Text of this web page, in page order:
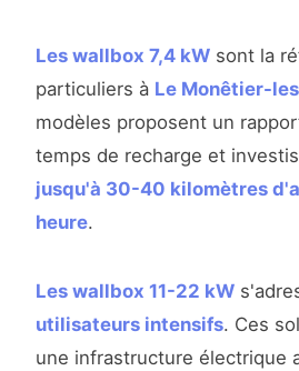
Les wallbox 7,4 kW sont la
particuliers à Le Monêtier-
modèles proposent un
temps de recharge et
jusqu'à 30-40 kilomètres
heure.
Les wallbox 11-22 kW
utilisateurs intensifs. Ces
une infrastructure électrique